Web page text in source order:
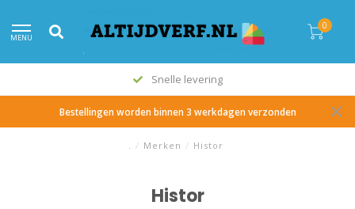
MENU
0
Snelle levering
Bestellingen worden binnen 3 werkdagen verzonden
. / Merken / Histor
Histor